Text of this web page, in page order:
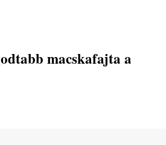
macskafajta a